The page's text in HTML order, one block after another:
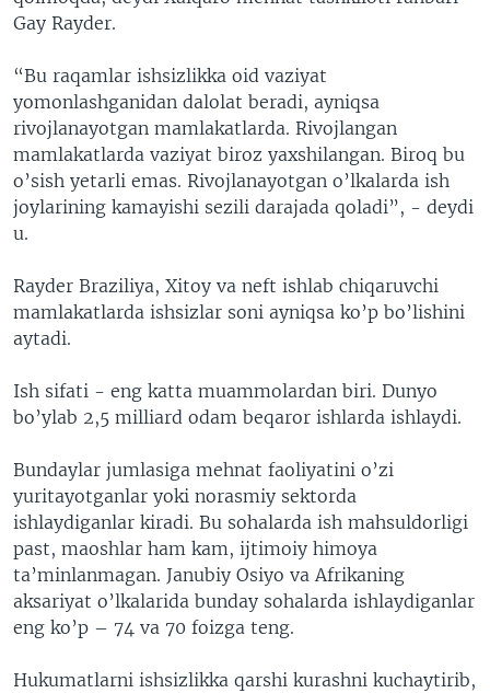
Gay Rayder.
“Bu raqamlar ishsizlikka oid vaziyat
yomonlashganidan dalolat beradi, ayniqsa
rivojlanayotgan mamlakatlarda. Rivojlangan
mamlakatlarda vaziyat biroz yaxshilangan. Biroq bu
o’sish yetarli emas. Rivojlanayotgan o’lkalarda ish
joylarining kamayishi sezili darajada qoladi”, - deydi
u.
Rayder Braziliya, Xitoy va neft ishlab chiqaruvchi
mamlakatlarda ishsizlar soni ayniqsa ko’p bo’lishini
aytadi.
Ish sifati - eng katta muammolardan biri. Dunyo
bo’ylab 2,5 milliard odam beqaror ishlarda ishlaydi.
Bundaylar jumlasiga mehnat faoliyatini o’zi
yuritayotganlar yoki norasmiy sektorda
ishlaydiganlar kiradi. Bu sohalarda ish mahsuldorligi
past, maoshlar ham kam, ijtimoiy himoya
ta’minlanmagan. Janubiy Osiyo va Afrikaning
aksariyat o’lkalarida bunday sohalarda ishlaydiganlar
eng ko’p – 74 va 70 foizga teng.
Hukumatlarni ishsizlikka qarshi kurashni kuchaytirib,